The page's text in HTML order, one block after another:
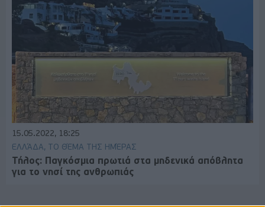
15.05.2022, 18:25
ΕΛΛΆΔΑ, ΤΟ ΘΈΜΑ ΤΗΣ ΗΜΈΡΑΣ
Τήλος: Παγκόσμια πρωτιά στα μηδενικά απόβλητα
για το νησί της ανθρωπιάς